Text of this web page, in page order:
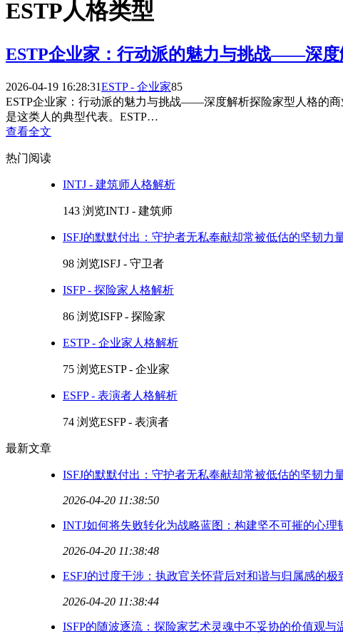
ESTP人格类型
ESTP企业家：行动派的魅力与挑战——深度
2026-04-19 16:28:31ESTP - 企业家85
ESTP企业家：行动派的魅力与挑战——深度解析探险家型人格的
是这类人的典型代表。ESTP…
查看全文
热门阅读
INTJ - 建筑师人格解析
143 浏览INTJ - 建筑师
ISFJ的默默付出：守护者无私奉献却常被低估的坚韧力
98 浏览ISFJ - 守卫者
ISFP - 探险家人格解析
86 浏览ISFP - 探险家
ESTP - 企业家人格解析
75 浏览ESTP - 企业家
ESFP - 表演者人格解析
74 浏览ESFP - 表演者
最新文章
ISFJ的默默付出：守护者无私奉献却常被低估的坚韧力
2026-04-20 11:38:50
INTJ如何将失败转化为战略蓝图：构建坚不可摧的心理
2026-04-20 11:38:48
ESFJ的过度干涉：执政官关怀背后对和谐与归属感的极
2026-04-20 11:38:44
ISFP的随波逐流：探险家艺术灵魂中不妥协的价值观与